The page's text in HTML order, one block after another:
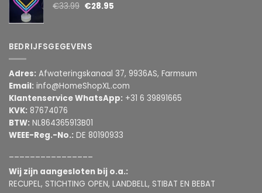
€33.99 €28.95
BEDRIJFSGEGEVENS
Adres: Afwateringskanaal 37, 9936AS, Farmsum
Email: info@HomeShopXL.com
Klantenservice WhatsApp: +31 6 39891665
KVK: 87674076
BTW: NL864365913B01
WEEE-Reg.-No.: DE 80190933
Wij zijn aangesloten bij o.a.:
RECUPEL, STICHTING OPEN, LANDBELL, STIBAT EN BEBAT